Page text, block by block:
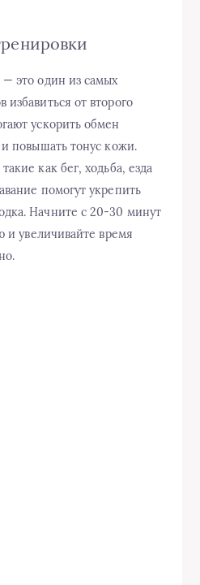
это один из самых
от второго
ускорить обмен
повышать тонус кожи.
как бег, ходьба, езда
помогут укрепить
Начните с 20-30 минут
и увеличивайте время